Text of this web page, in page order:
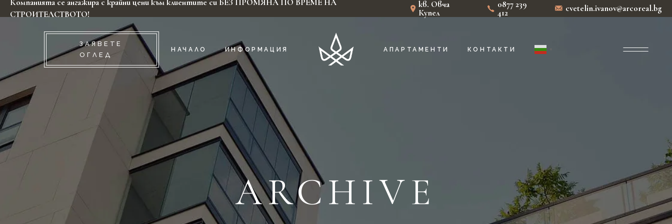
Компанията се ангажира с крайни цени към клиентите си БЕЗ ПРОМЯНА ПО ВРЕМЕ НА
СТРОИТЕЛСТВОТО!
кв. Овча
Купел
0877 239
412
cvetelin.ivanov@arcoreal.bg
ЗАЯВЕТЕ
ОГЛЕД
НАЧАЛО ИНФОРМАЦИЯ
ЗА BLOOM RESIDENCE
МЕСТОПОЛОЖЕНИЕ
ЗА НАС
ГАЛЕРИЯ
ЧЕСТО ЗАДАВАНИ ВЪПРОСИ
АПАРТАМЕНТИ КОНТАКТИ
ARCHIVE